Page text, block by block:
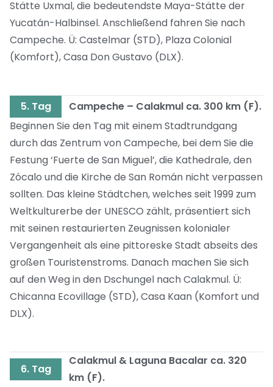
Stätte Uxmal, die bedeutendste Maya-Stätte der
Yucatán-Halbinsel. Anschließend fahren Sie nach
Campeche. Ü: Castelmar (STD), Plaza Colonial
(Komfort), Casa Don Gustavo (DLX).
5. Tag
Campeche – Calakmul ca. 300 km (F).
Beginnen Sie den Tag mit einem Stadtrundgang
durch das Zentrum von Campeche, bei dem Sie die
Festung ‘Fuerte de San Miguel’, die Kathedrale, den
Zócalo und die Kirche de San Román nicht verpassen
sollten. Das kleine Städtchen, welches seit 1999 zum
Weltkulturerbe der UNESCO zählt, präsentiert sich
mit seinen restaurierten Zeugnissen kolonialer
Vergangenheit als eine pittoreske Stadt abseits des
großen Touristenstroms. Danach machen Sie sich
auf den Weg in den Dschungel nach Calakmul. Ü:
Chicanna Ecovillage (STD), Casa Kaan (Komfort und
DLX).
6. Tag
Calakmul & Laguna Bacalar ca. 320
km (F).